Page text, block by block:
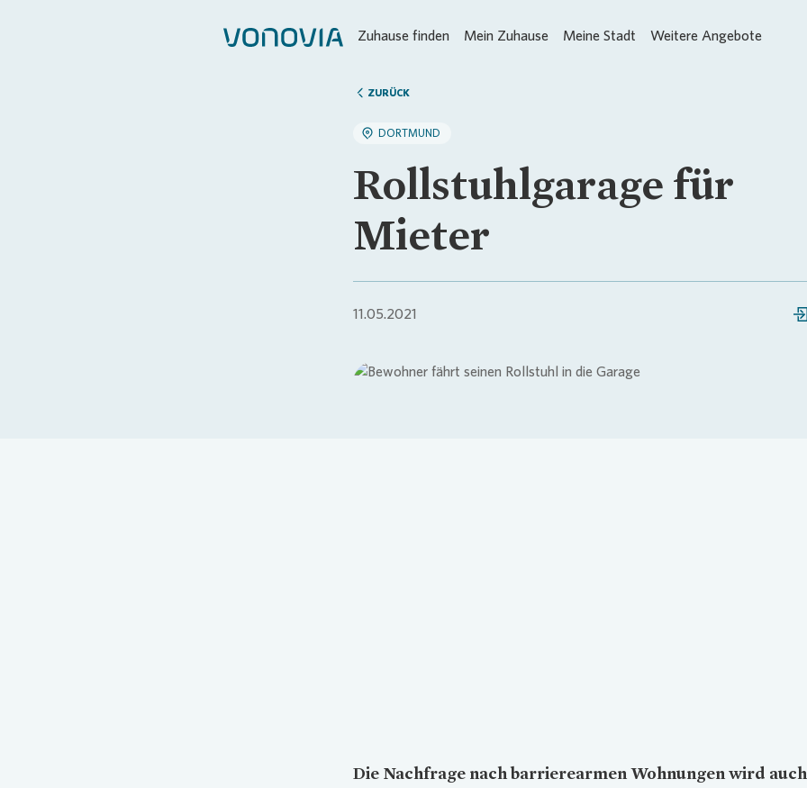
Zuhause finden Mein Zuhause Meine Stadt Weitere Angebote
ZURÜCK
DORTMUND
Rollstuhlgarage für
Mieter
11.05.2021
Die Nachfrage nach barrierearmen Wohnungen wird